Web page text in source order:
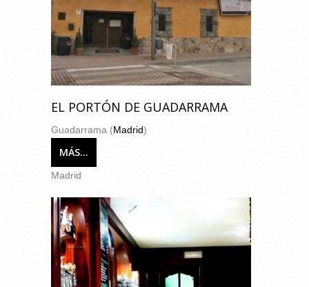
EL PORTÓN DE GUADARRAMA
Guadarrama (Madrid)
MÁS...
Madrid